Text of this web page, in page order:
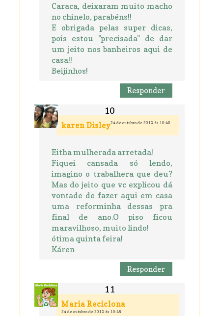
Caraca, deixaram muito macho
no chinelo, parabéns!!
E obrigada pelas super dicas,
pois estou "precisada" de dar
um jeito nos banheiros aqui de
casa!!
Beijinhos!
Responder
karen Disley24 de outubro de 2013 às 10:45
Eitha mulherada arretada!
Fiquei cansada só lendo,
imagino o trabalhera que deu?
Mas do jeito que vc explicou dá
vontade de fazer aqui em casa
uma reforminha dessas pra
final de ano.O piso ficou
maravilhoso, muito lindo!
ótima quinta feira!
Káren
Responder
Maria Reciclona
24 de outubro de 2013 às 10:48